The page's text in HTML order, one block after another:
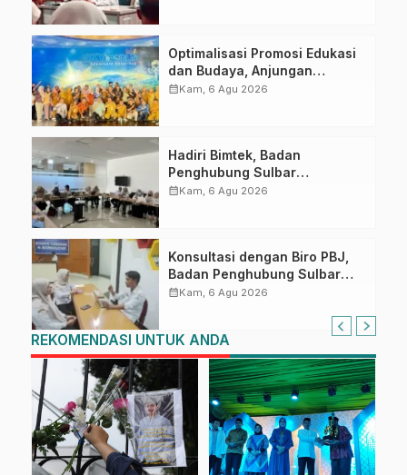
Optimalisasi Promosi Edukasi
dan Budaya, Anjungan
Provinsi Sulawesi Barat
calendar_monthKam, 6 Agu 2026
Hadiri Bimtek, Badan
Penghubung Sulbar
Tingkatkan Kompetensi ASN
calendar_monthKam, 6 Agu 2026
Konsultasi dengan Biro PBJ,
Badan Penghubung Sulbar
Perkuat Administrasi
calendar_monthKam, 6 Agu 2026
REKOMENDASI UNTUK ANDA